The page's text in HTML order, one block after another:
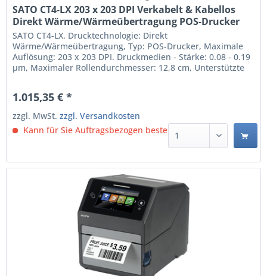
SATO CT4-LX 203 x 203 DPI Verkabelt & Kabellos
Direkt Wärme/Wärmeübertragung POS-Drucker
(WWCT01042ZNCR)
SATO CT4-LX. Drucktechnologie: Direkt
Wärme/Wärmeübertragung, Typ: POS-Drucker, Maximale
Auflösung: 203 x 203 DPI. Druckmedien - Stärke: 0.08 - 0.19
µm, Maximaler Rollendurchmesser: 12,8 cm, Unterstützte
integrierte Barcodes: 1D, 2D, Code 128 (A/B/C), Code 39,...
1.015,35 € *
zzgl. MwSt.zzgl. Versandkosten
Kann für Sie Auftragsbezogen bestellt werden.